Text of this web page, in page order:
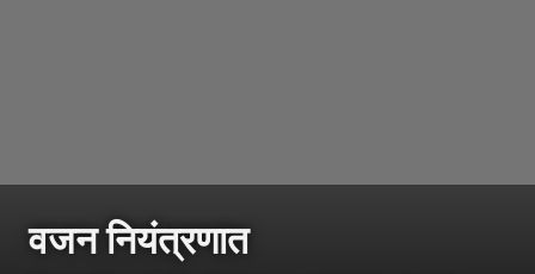
वजन नियंत्रणात